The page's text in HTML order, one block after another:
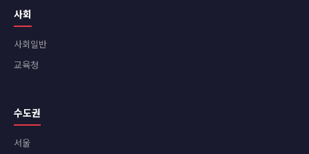
사회
사회일반
교육청
수도권
서울